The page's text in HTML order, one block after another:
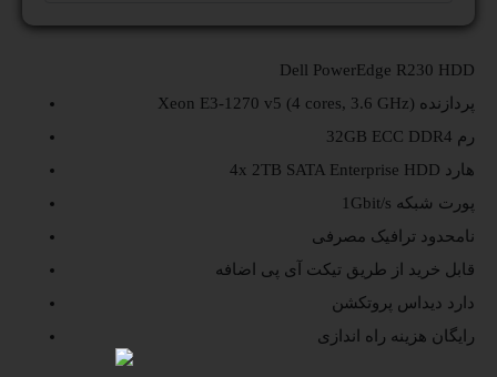
Dell PowerEdge R230 HDD
Xeon E3-1270 v5 (4 cores, 3.6 GHz) پردازنده
32GB ECC DDR4 رم
4x 2TB SATA Enterprise HDD هارد
1Gbit/s پورت شبکه
نامحدود ترافیک مصرفی
قابل خرید از طریق تیکت آی پی اضافه
دارد دیداس پروتکشن
رایگان هزینه راه اندازی